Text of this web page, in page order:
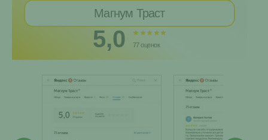
Магнум Траст
5,0 77 оценок